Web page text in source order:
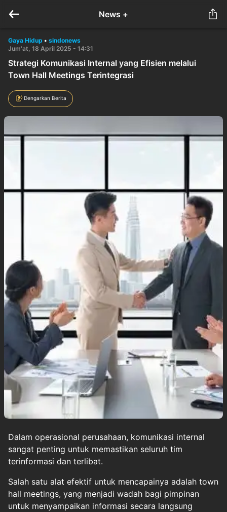
News +
Gaya Hidup • sindonews
Jum'at, 18 April 2025 - 14:31
Strategi Komunikasi Internal yang Efisien melalui
Town Hall Meetings Terintegrasi
Dengarkan Berita
Dalam operasional perusahaan, komunikasi internal
sangat penting untuk memastikan seluruh tim
terinformasi dan terlibat.
Salah satu alat efektif untuk mencapainya adalah town
hall meetings, yang menjadi wadah bagi pimpinan
untuk menyampaikan informasi secara langsung